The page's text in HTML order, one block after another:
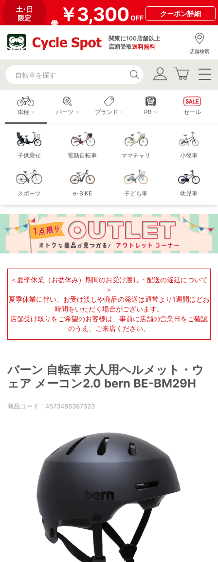
土･日
限定
￥3,300OFF
クーポン詳細
関東に100店舗以上
店頭受取送料無料
店舗検索
車種
子供乗せ 電動自転車 ママチャリ 小径車
スポーツ e-BIKE 子ども車 幼児車
パーツ ブランド PB セール
＜夏季休業（お盆休み）期間のお受け渡し・配送の遅延について
＞
夏季休業に伴い、お受け渡しや商品の発送は通常より1週間ほどお
時間をいただく場合がございます。
店舗受け取りをご希望のお客様は、事前に店舗の営業日をご確認
のうえ、ご来店ください。
バーン 自転車 大人用ヘルメット・ウ
ェア メーコン2.0 bern BE-BM29H
商品コード： 4573486397323